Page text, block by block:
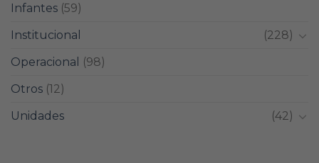
Infantes (59)
Institucional
(228)
Operacional
(98)
Otros (12)
Unidades
(42)